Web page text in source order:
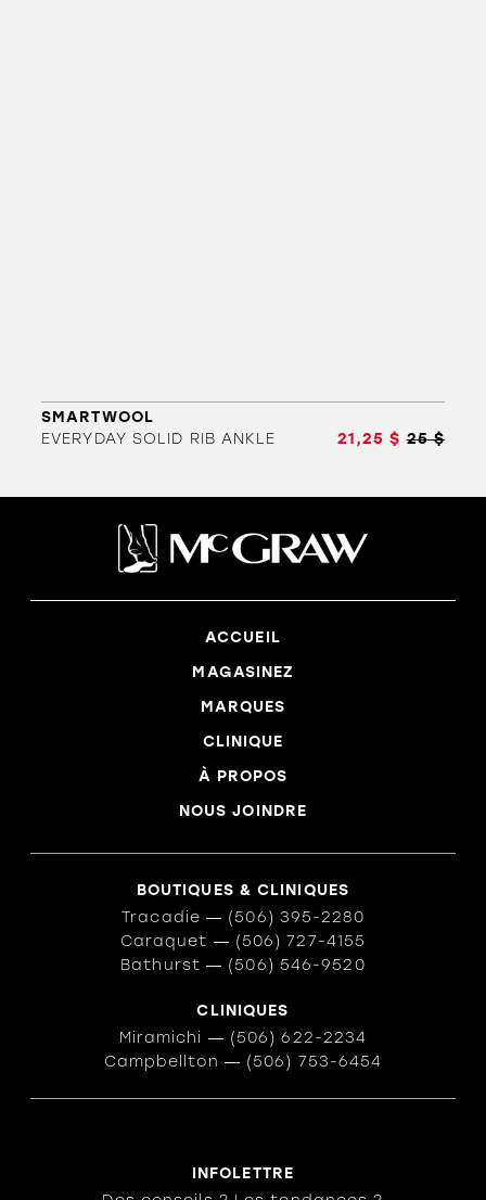
SMARTWOOL
EVERYDAY SOLID RIB ANKLE
21,25 $ 25 $
ACCUEIL
MAGASINEZ
MARQUES
CLINIQUE
À PROPOS
NOUS JOINDRE
BOUTIQUES & CLINIQUES
Tracadie ― (506) 395-2280
Caraquet ― (506) 727-4155
Bathurst ― (506) 546-9520
CLINIQUES
Miramichi ― (506) 622-2234
Campbellton ― (506) 753-6454
INFOLETTRE